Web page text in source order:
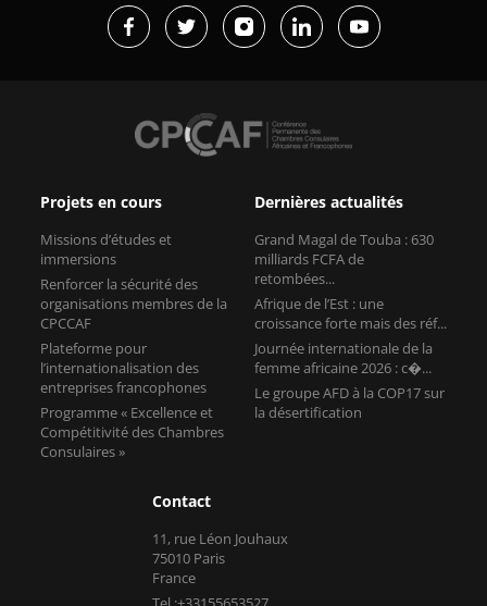
Projets en cours
Missions d’études et
immersions
Renforcer la sécurité des
organisations membres de la
CPCCAF
Plateforme pour
l’internationalisation des
entreprises francophones
Programme « Excellence et
Compétitivité des Chambres
Consulaires »
Dernières actualités
Grand Magal de Touba : 630
milliards FCFA de
retombées...
Afrique de l’Est : une
croissance forte mais des réf...
Journée internationale de la
femme africaine 2026 : c�...
Le groupe AFD à la COP17 sur
la désertification
Contact
11, rue Léon Jouhaux
75010 Paris
France